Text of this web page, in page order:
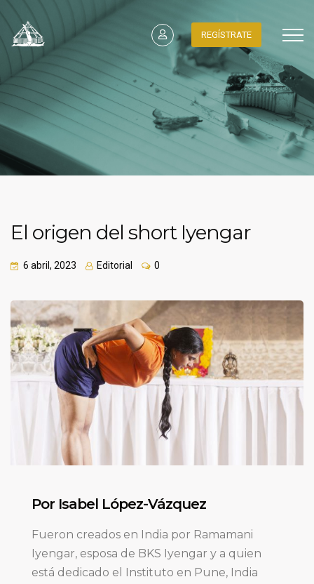
REGÍSTRATE
El origen del short Iyengar
6 abril, 2023 Editorial 0
Por Isabel López-Vázquez
Fueron creados en India por Ramamani
Iyengar, esposa de BKS Iyengar y a quien
está dedicado el Instituto en Pune, India